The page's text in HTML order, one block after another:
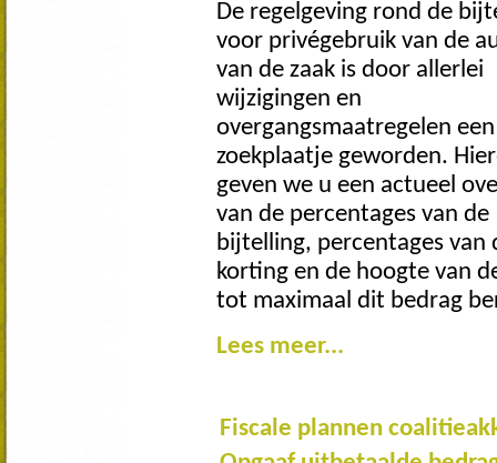
De regelgeving rond de
voor privégebruik van de
van de zaak is door allerlei
wijzigingen en
overgangsmaatregelen een
zoekplaatje geworden.
geven we u een actueel
van de percentages van de
bijtelling, percentages van
korting en de hoogte van
tot maximaal dit bedrag
Lees meer...
Fiscale plannen